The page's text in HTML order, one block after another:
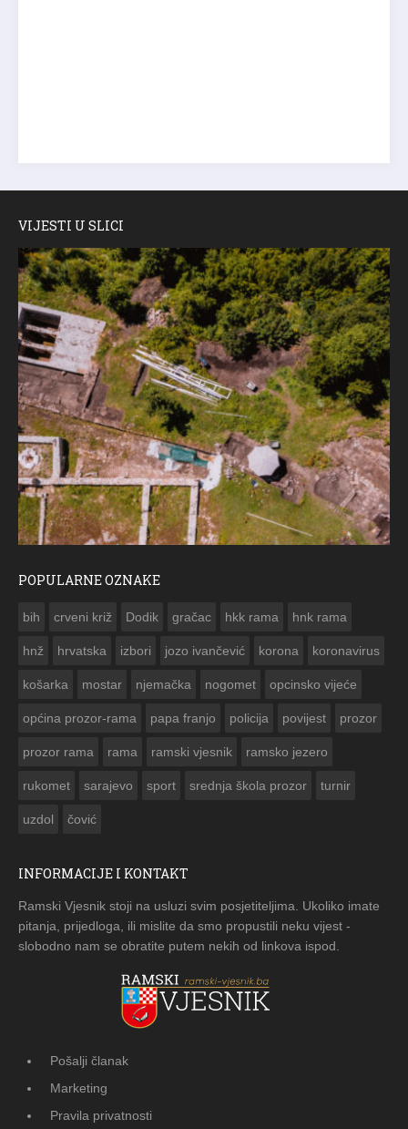
VIJESTI U SLICI
POPULARNE OZNAKE
bih crveni križ Dodik gračac hkk rama hnk rama
hnž hrvatska izbori jozo ivančević korona koronavirus
košarka mostar njemačka nogomet opcinsko vijeće
općina prozor-rama papa franjo policija povijest prozor
prozor rama rama ramski vjesnik ramsko jezero
rukomet sarajevo sport srednja škola prozor turnir
uzdol čović
INFORMACIJE I KONTAKT
Ramski Vjesnik stoji na usluzi svim posjetiteljima. Ukoliko imate
pitanja, prijedloga, ili mislite da smo propustili neku vijest -
slobodno nam se obratite putem nekih od linkova ispod.
Pošalji članak
Marketing
Pravila privatnosti